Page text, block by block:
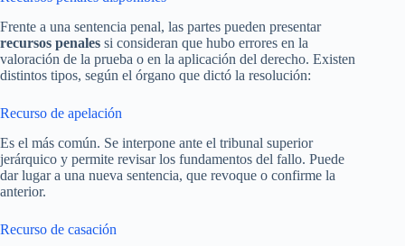
Frente a una sentencia penal, las partes pueden presentar
recursos penales si consideran que hubo errores en la
valoración de la prueba o en la aplicación del derecho. Existen
distintos tipos, según el órgano que dictó la resolución:
Recurso de apelación
Es el más común. Se interpone ante el tribunal superior
jerárquico y permite revisar los fundamentos del fallo. Puede
dar lugar a una nueva sentencia, que revoque o confirme la
anterior.
Recurso de casación